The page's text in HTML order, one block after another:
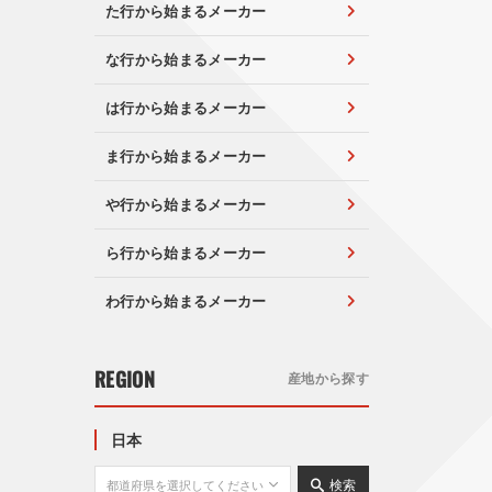
た行から始まるメーカー
な行から始まるメーカー
は行から始まるメーカー
ま行から始まるメーカー
や行から始まるメーカー
ら行から始まるメーカー
わ行から始まるメーカー
REGION 産地から探す
日本
検索